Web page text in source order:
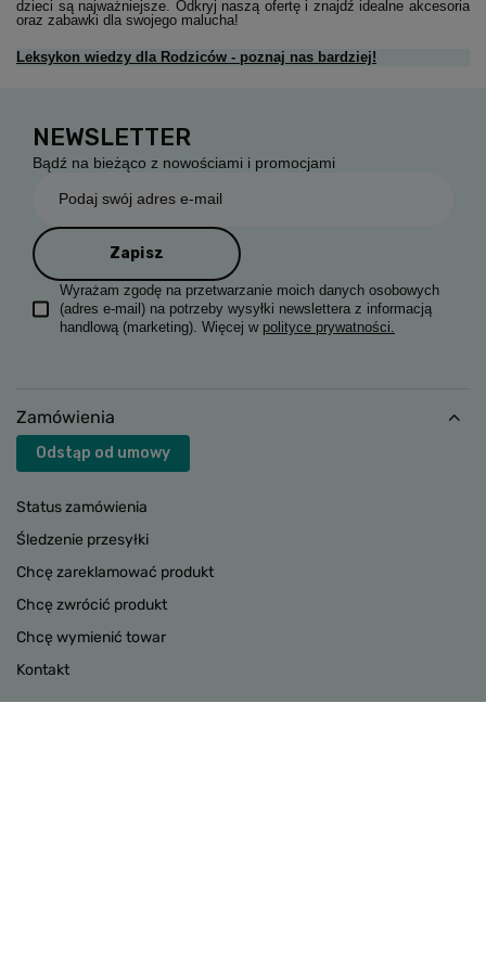
dzieci są najważniejsze. Odkryj naszą ofertę i znajdź idealne akcesoria
oraz zabawki dla swojego malucha!
Leksykon wiedzy dla Rodziców - poznaj nas bardziej!
NEWSLETTER
Bądź na bieżąco z nowościami i promocjami
Podaj swój adres e-mail
Zapisz
Wyrażam zgodę na przetwarzanie moich danych osobowych
(adres e-mail) na potrzeby wysyłki newslettera z informacją
handlową (marketing). Więcej w polityce prywatności.
Zamówienia
Odstąp od umowy
Status zamówienia
Śledzenie przesyłki
Chcę zareklamować produkt
Chcę zwrócić produkt
Chcę wymienić towar
Kontakt